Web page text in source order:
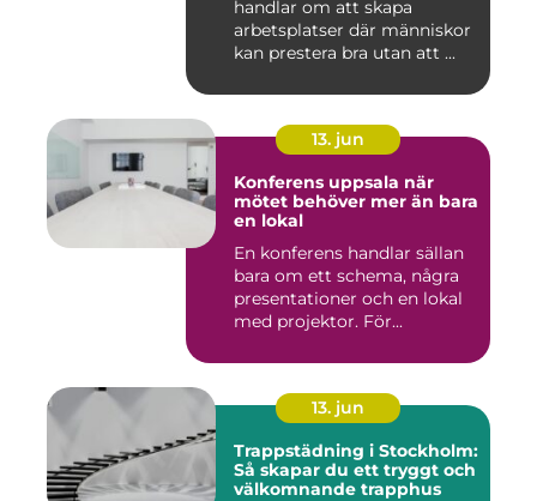
handlar om att skapa
arbetsplatser där människor
kan prestera bra utan att ...
13. jun
Konferens uppsala när
mötet behöver mer än bara
en lokal
En konferens handlar sällan
bara om ett schema, några
presentationer och en lokal
med projektor. För...
13. jun
Trappstädning i Stockholm:
Så skapar du ett tryggt och
välkomnande trapphus